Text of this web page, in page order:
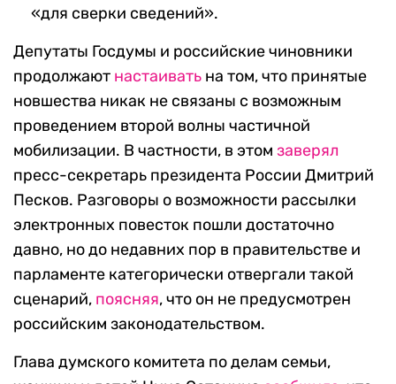
«для сверки сведений».
Депутаты Госдумы и российские чиновники
продолжают настаивать на том, что принятые
новшества никак не связаны с возможным
проведением второй волны частичной
мобилизации. В частности, в этом заверял
пресс-секретарь президента России Дмитрий
Песков. Разговоры о возможности рассылки
электронных повесток пошли достаточно
давно, но до недавних пор в правительстве и
парламенте категорически отвергали такой
сценарий, поясняя, что он не предусмотрен
российским законодательством.
Глава думского комитета по делам семьи,